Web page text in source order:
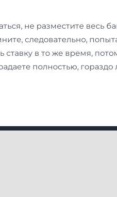
не разместите весь
следовательно,
ставку в то же время,
полностью,